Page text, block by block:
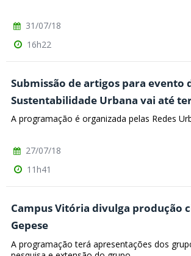
31/07/18
16h22
Submissão de artigos para evento
Sustentabilidade Urbana vai até
A programação é organizada pelas Redes
27/07/18
11h41
Campus Vitória divulga produção
Gepese
A programação terá apresentações dos